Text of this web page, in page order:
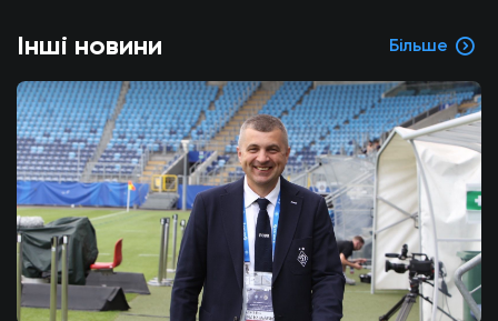
Інші новини Більше